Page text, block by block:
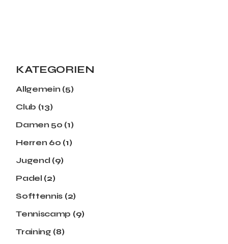
KATEGORIEN
Allgemein (5)
Club (13)
Damen 50 (1)
Herren 60 (1)
Jugend (9)
Padel (2)
Softtennis (2)
Tenniscamp (9)
Training (8)